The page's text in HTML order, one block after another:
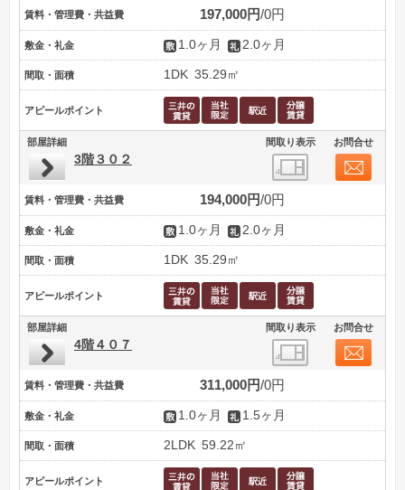
賃料・管理費・共益費 197,000円 0円
敷金・礼金 1.0ヶ月 2.0ヶ月
間取・面積 1DK 35.29㎡
アピールポイント
部屋詳細 間取り表示 お問合せ
3階３０２
賃料・管理費・共益費 194,000円 0円
敷金・礼金 1.0ヶ月 2.0ヶ月
間取・面積 1DK 35.29㎡
アピールポイント
部屋詳細 間取り表示 お問合せ
4階４０７
賃料・管理費・共益費 311,000円 0円
敷金・礼金 1.0ヶ月 1.5ヶ月
間取・面積 2LDK 59.22㎡
アピールポイント